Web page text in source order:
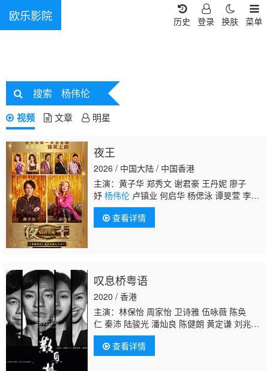
欧乐影院 菜单
换肤
登录
历史
搜索 杨伟伦
视频 文章 明星
夜王
2026 / 中国大陆 / 中国香港
主演：黄子华 郑秀文 谢君豪 王丹妮 廖子
妤 杨伟伦卢镇业 何启华 杨偲泳 谭旻萱 李芯
駖 林熙彤 邓丽英 蔡蕙琪
查看详情
叹息桥粤语
2020 / 香港
主演：林保怡 周家怡 卫诗雅 伍咏薇 陈奂
仁 秦沛 陆骏光 潘灿良 陈健朗 黄定谦 刘兆
铭 郭锋 杨偲泳 谈善言 岑珈其 唐宁 黄文慧 黄
溢濠 凌文龙 艾威 易健儿
妍 邵美君 刘皓岚
查看详情